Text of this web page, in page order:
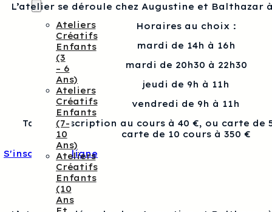
Ateliers
Créatifs
Enfants
(3
– 6
Ans)
Ateliers
Créatifs
Enfants
(7-
10
Ans)
Ateliers
Créatifs
Enfants
(10
Ans
L’atelier se déroule chez Augustine et Balthazar
Horaires au choix :
mardi de 14h à 16h
mardi de 20h30 à 22h30
jeudi de 9h à 11h
vendredi de 9h à 11h
Tarif : Inscription au cours à 40 €, ou carte de
carte de 10 cours à 350 €
S'inscrire en ligne